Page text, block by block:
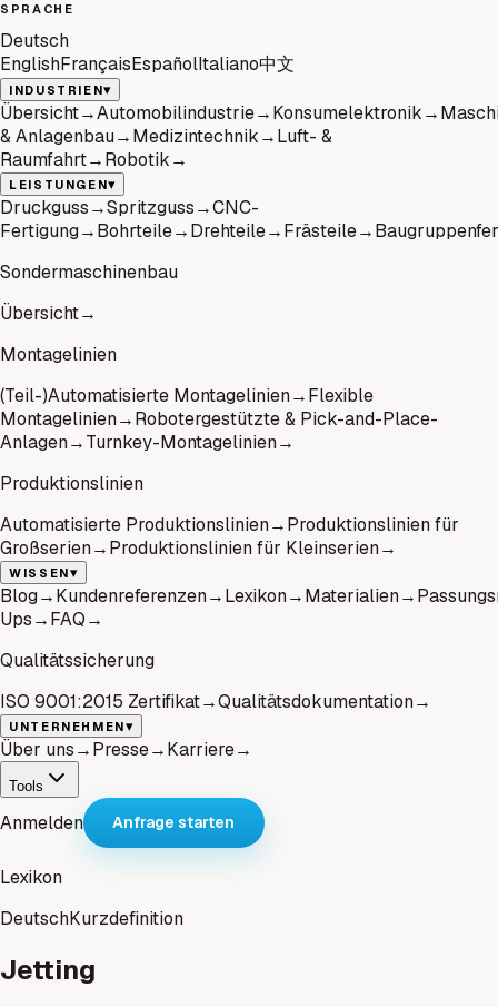
SPRACHE
Deutsch
EnglishFrançaisEspañolItaliano中文
INDUSTRIEN▾
Übersicht→Automobilindustrie→Konsumelektronik→
& Anlagenbau→Medizintechnik→Luft- &
Raumfahrt→Robotik→
LEISTUNGEN▾
Druckguss→Spritzguss→CNC-
Fertigung→Bohrteile→Drehteile→Frästeile→
Sondermaschinenbau
Übersicht→
Montagelinien
(Teil-)Automatisierte Montagelinien→Flexible
Montagelinien→Robotergestützte & Pick-and-Place-
Anlagen→Turnkey-Montagelinien→
Produktionslinien
Automatisierte Produktionslinien→Produktionslinien für
Großserien→Produktionslinien für Kleinserien→
WISSEN▾
Blog→Kundenreferenzen→Lexikon→Materialien→
Ups→FAQ→
Qualitätssicherung
ISO 9001:2015 Zertifikat→Qualitätsdokumentation→
UNTERNEHMEN▾
Über uns→Presse→Karriere→
Tools
Anmelden Anfrage starten
Lexikon
DeutschKurzdefinition
Jetting